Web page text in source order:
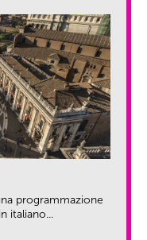
programmazione
italiano...